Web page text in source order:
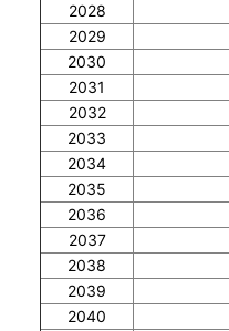
2028
2029
2030
2031
2032
2033
2034
2035
2036
2037
2038
2039
2040